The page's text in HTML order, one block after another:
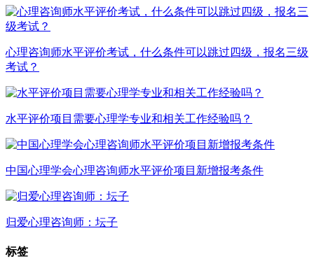
心理咨询师水平评价考试，什么条件可以跳过四级，报名三级
考试？
水平评价项目需要心理学专业和相关工作经验吗？
中国心理学会心理咨询师水平评价项目新增报考条件
归爱心理咨询师：坛子
标签